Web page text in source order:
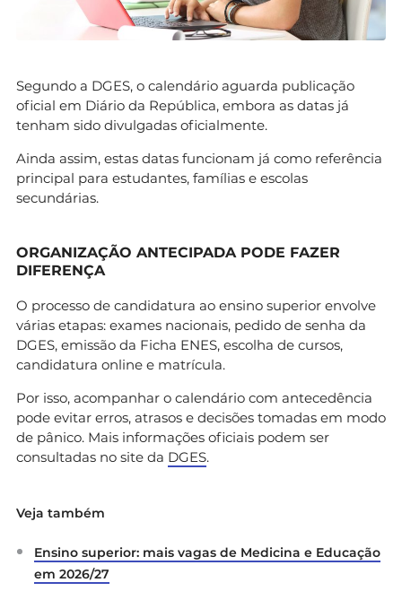
Segundo a DGES, o calendário aguarda publicação
oficial em Diário da República, embora as datas já
tenham sido divulgadas oficialmente.
Ainda assim, estas datas funcionam já como referência
principal para estudantes, famílias e escolas
secundárias.
ORGANIZAÇÃO ANTECIPADA PODE FAZER
DIFERENÇA
O processo de candidatura ao ensino superior envolve
várias etapas: exames nacionais, pedido de senha da
DGES, emissão da Ficha ENES, escolha de cursos,
candidatura online e matrícula.
Por isso, acompanhar o calendário com antecedência
pode evitar erros, atrasos e decisões tomadas em modo
de pânico. Mais informações oficiais podem ser
consultadas no site da DGES.
Veja também
Ensino superior: mais vagas de Medicina e Educação
em 2026/27